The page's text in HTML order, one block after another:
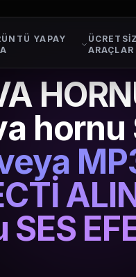
YAPAY
ÜCRETSİZ
ARAÇLAR
hornu